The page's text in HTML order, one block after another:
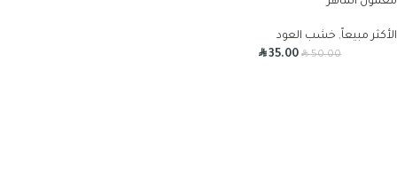
الأكثر مبيعاً, خشب العود
R50.00
R35.00